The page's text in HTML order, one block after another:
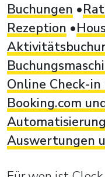
Buchungen
Rezeption
Online Check-in
Booking.com
Auswertungen